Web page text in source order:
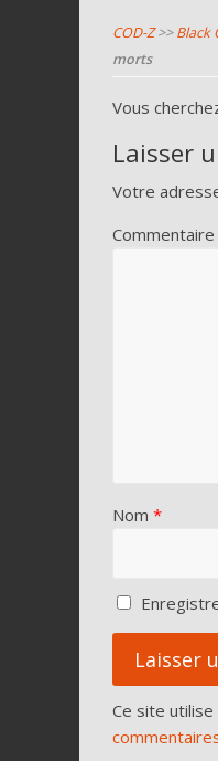
COD-Z>>Black
morts
Vous
Laisser
Votre
Commentaire
Nom *
Ce site